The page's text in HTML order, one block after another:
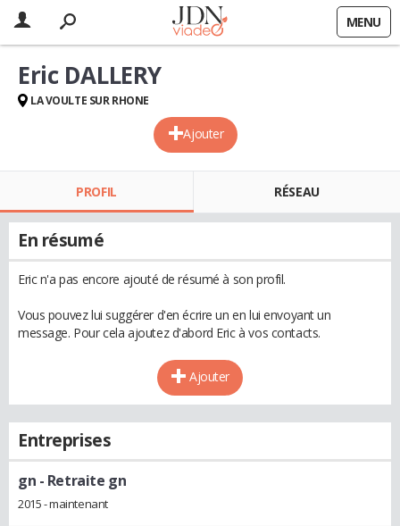
MENU
Ajouter
Eric DALLERY
LA VOULTE SUR RHONE
PROFIL RÉSEAU
En résumé
Eric n'a pas encore ajouté de résumé à son profil.
Vous pouvez lui suggérer d'en écrire un en lui envoyant un
message. Pour cela ajoutez d'abord Eric à vos contacts.
Ajouter
Entreprises
gn - Retraite gn
2015 - maintenant